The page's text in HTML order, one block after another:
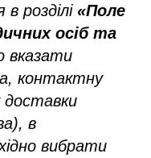
розділі «Поле
осіб та
вказати
контактну
в
вибрати